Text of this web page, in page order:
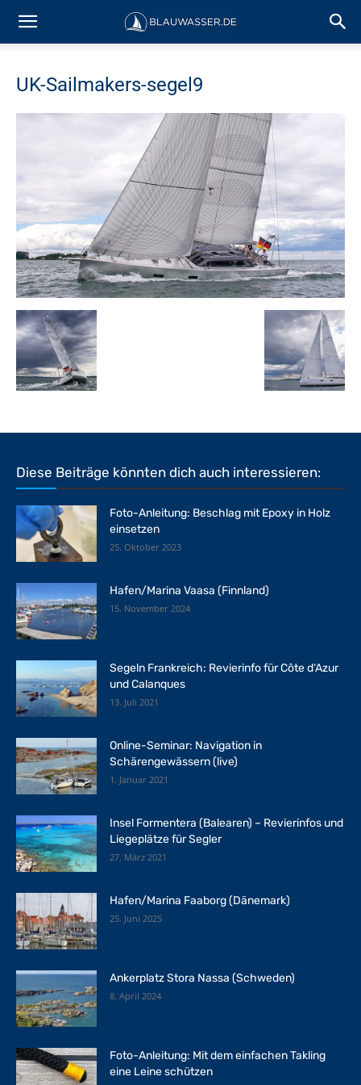
UK-Sailmakers-segel9
Diese Beiträge könnten dich auch interessieren:
Foto-Anleitung: Beschlag mit Epoxy in Holz
einsetzen
25. Oktober 2023
Hafen/Marina Vaasa (Finnland)
15. November 2024
Segeln Frankreich: Revierinfo für Côte d‘Azur
und Calanques
13. Juli 2021
Online-Seminar: Navigation in
Schärengewässern (live)
1. Januar 2021
Insel Formentera (Balearen) – Revierinfos und
Liegeplätze für Segler
27. März 2021
Hafen/Marina Faaborg (Dänemark)
25. Juni 2025
Ankerplatz Stora Nassa (Schweden)
8. April 2024
Foto-Anleitung: Mit dem einfachen Takling
eine Leine schützen